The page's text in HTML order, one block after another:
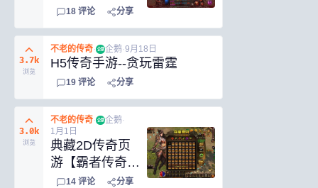
奇】2023整理
Win一键即玩服
务端+安卓源码
+GM后台
18 评论 分享
3.7k
浏览
不老的传奇· 企鹅 企鹅·9月18日
H5传奇手游--贪玩雷霆
19 评论 分享
3.0k
浏览
不老的传奇· 企鹅 企鹅·
1月1日
典藏2D传奇页
游【霸者传奇之
花千骨】2025
14 评论 分享